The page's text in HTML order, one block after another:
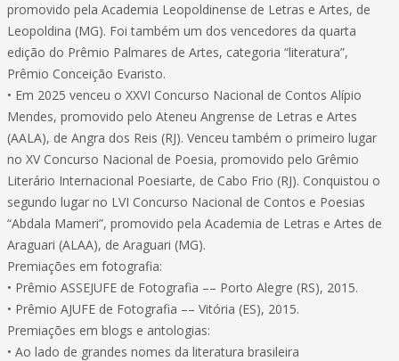
promovido pela Academia Leopoldinense de Letras e Artes, de
Leopoldina (MG). Foi também um dos vencedores da quarta
edição do Prêmio Palmares de Artes, categoria “literatura”,
Prêmio Conceição Evaristo.
• Em 2025 venceu o XXVI Concurso Nacional de Contos Alípio
Mendes, promovido pelo Ateneu Angrense de Letras e Artes
(AALA), de Angra dos Reis (RJ). Venceu também o primeiro lugar
no XV Concurso Nacional de Poesia, promovido pelo Grêmio
Literário Internacional Poesiarte, de Cabo Frio (RJ). Conquistou o
segundo lugar no LVI Concurso Nacional de Contos e Poesias
“Abdala Mameri”, promovido pela Academia de Letras e Artes de
Araguari (ALAA), de Araguari (MG).
Premiações em fotografia:
• Prêmio ASSEJUFE de Fotografia –– Porto Alegre (RS), 2015.
• Prêmio AJUFE de Fotografia –– Vitória (ES), 2015.
Premiações em blogs e antologias:
• Ao lado de grandes nomes da literatura brasileira